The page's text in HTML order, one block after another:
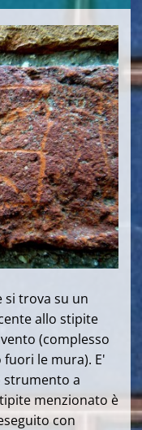
si trova su un
allo stipite
(complesso
fuori le mura). E'
a
menzionato è
con